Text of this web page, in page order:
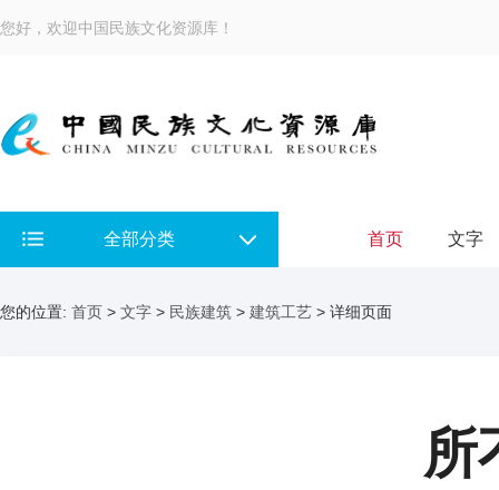
您好，欢迎中国民族文化资源库！
全部分类 首页 文字
您的位置: 首页 > 文字 > 民族建筑 > 建筑工艺 > 详细页面
所